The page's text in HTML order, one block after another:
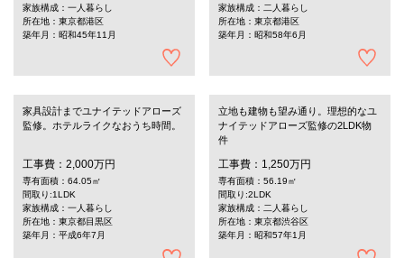
家族構成：一人暮らし
所在地：東京都港区
築年月：昭和45年11月
家族構成：二人暮らし
所在地：東京都港区
築年月：昭和58年6月
家具設計までユナイテッドアローズ
監修。ホテルライクなおうち時間。
工事費：2,000万円
専有面積：64.05㎡
間取り:1LDK
家族構成：一人暮らし
所在地：東京都目黒区
築年月：平成6年7月
立地も建物も望み通り。理想的なユ
ナイテッドアローズ監修の2LDK物
件
工事費：1,250万円
専有面積：56.19㎡
間取り:2LDK
家族構成：二人暮らし
所在地：東京都渋谷区
築年月：昭和57年1月